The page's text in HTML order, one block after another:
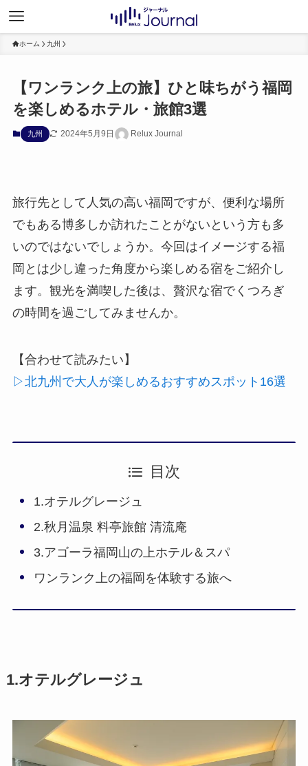
ホーム 九州
【ワンランク上の旅】ひと味ちがう福岡
を楽しめるホテル・旅館3選
九州 2024年5月9日 Relux Journal
旅行先として人気の高い福岡ですが、便利な場所
でもある博多しか訪れたことがないという方も多
いのではないでしょうか。今回はイメージする福
岡とは少し違った角度から楽しめる宿をご紹介し
ます。観光を満喫した後は、贅沢な宿でくつろぎ
の時間を過ごしてみませんか。
【合わせて読みたい】
▷北九州で大人が楽しめるおすすめスポット16選
目次
1.オテルグレージュ
2.秋月温泉 料亭旅館 清流庵
3.アゴーラ福岡山の上ホテル＆スパ
ワンランク上の福岡を体験する旅へ
1.オテルグレージュ